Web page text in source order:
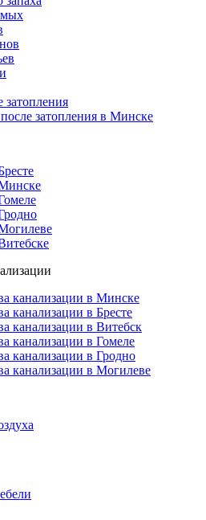
затопления
затопления в Минске
канализации в Минске
канализации в Бресте
канализации в Витебск
канализации в Гомеле
канализации в Гродно
канализации в Могилеве